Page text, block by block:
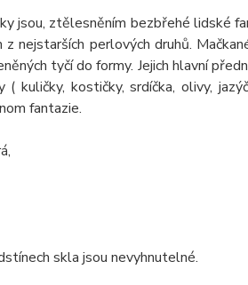
jsou, ztělesněním bezbřehé lidské
z nejstarších perlových druhů.
tyčí do formy. Jejich hlavní
( kuličky, kostičky, srdíčka, olivy,
fantazie.
skla jsou nevyhnutelné.